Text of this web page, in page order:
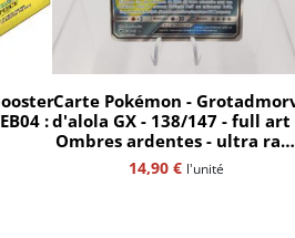
:
Carte Pokémon -
d'alola GX - 138/147 - full art
Ombres ardentes - ultra
- SL3 - FR
14,90 € l'unité